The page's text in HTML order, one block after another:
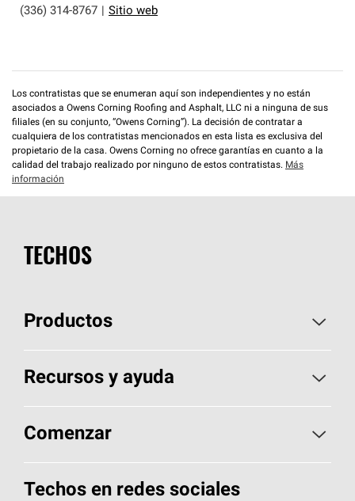
(336) 314-8767
Sitio web
Los contratistas que se enumeran aquí son independientes y no están
asociados a Owens Corning Roofing and Asphalt, LLC ni a ninguna de sus
filiales (en su conjunto, “Owens Corning”). La decisión de contratar a
cualquiera de los contratistas mencionados en esta lista es exclusiva del
propietario de la casa. Owens Corning no ofrece garantías en cuanto a la
calidad del trabajo realizado por ninguno de estos contratistas. Más
información
TECHOS
Productos
Elija sus tejas
Encuentre un contratista
Componentes para techos
Recursos y ayuda
Aspectos básicos sobre techos
Herramientas de diseño y color
Comenzar
Llame al 1-800-GET-PINK®
Techos en redes sociales